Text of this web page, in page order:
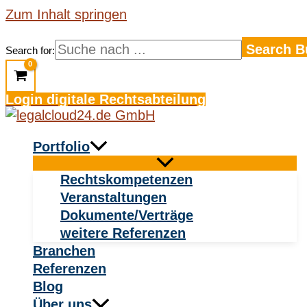
Zum Inhalt springen
Search for: Search
Login digitale Rechtsabteilung
Portfolio
Rechtskompetenzen
Veranstaltungen
Dokumente/Verträge
weitere Referenzen
Branchen
Referenzen
Blog